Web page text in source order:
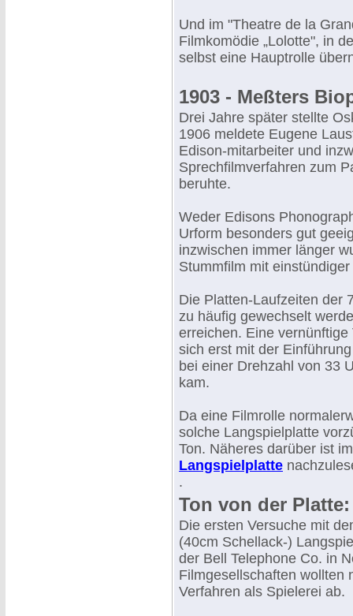
Und im "Theatre de la
Filmkomödie „Lolotte", in
selbst eine Hauptrolle
1903 - Meßters
Drei Jahre später stellte
1906 meldete Eugene
Edison-mitarbeiter und
Sprechfilmverfahren zum
beruhte.
Weder Edisons
Urform besonders gut
inzwischen immer länger
Stummfilm mit
Die Platten-Laufzeiten der
zu häufig gewechselt
erreichen. Eine
sich erst mit der
bei einer Drehzahl von 33
kam.
Da eine Filmrolle
solche Langspielplatte
Ton. Näheres darüber ist
Langspielplatte
.
Ton von der
Die ersten Versuche mit
(40cm Schellack-)
der Bell Telephone Co. in
Filmgesellschaften wollten
Verfahren als Spielerei ab.